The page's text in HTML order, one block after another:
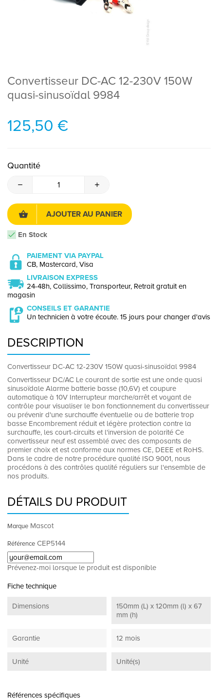
Convertisseur DC-AC 12-230V 150W
quasi-sinusoïdal 9984
125,50 €
Quantité
AJOUTER AU PANIER
En Stock
PAIEMENT VIA PAYPAL
CB, Mastercard, Visa
LIVRAISON EXPRESS
24-48h, Collissimo, Transporteur, Retrait gratuit en
magasin
CONSEILS ET GARANTIE
Un technicien à votre écoute. 15 jours pour changer d'avis
DESCRIPTION
Convertisseur DC-AC 12-230V 150W quasi-sinusoïdal 9984
Convertisseur DC/AC Le courant de sortie est une onde quasi
sinusoïdale Alarme batterie basse (10,6V) et coupure
automatique à 10V Interrupteur marche/arrêt et voyant de
contrôle pour visualiser le bon fonctionnement du convertisseur
ou prévenir d'une surchauffe éventuelle ou de batterie trop
basse Encombrement réduit et légère protection contre la
surchauffe, les court-circuits et l'inversion de polarité Ce
convertisseur neuf est assemblé avec des composants de
premier choix et est conforme aux normes CE, DEEE et RoHS.
Dans le cadre de notre procédure qualité ISO 9001, nous
procédons à des contrôles qualité réguliers sur l'ensemble de
nos produits.
DÉTAILS DU PRODUIT
Marque Mascot
Référence CEP5144
Prévenez-moi lorsque le produit est disponible
Fiche technique
Dimensions
150mm (L) x 120mm (l) x 67
mm (h)
Garantie 12 mois
Unité Unité(s)
Références spécifiques